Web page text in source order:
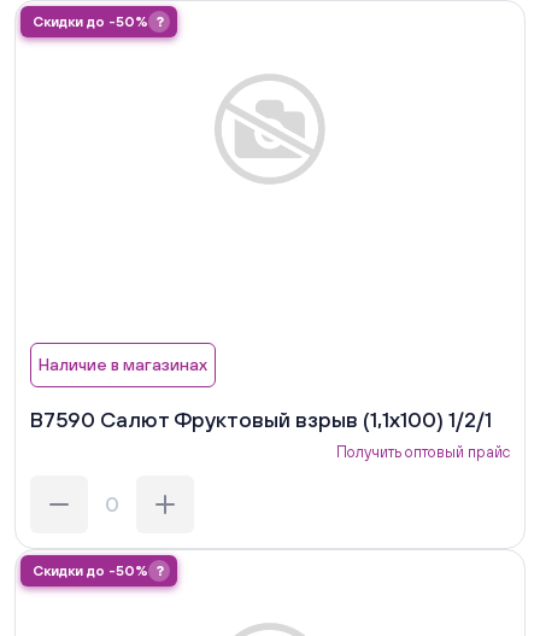
Скидки до -50% ?
Наличие в магазинах
В7590 Салют Фруктовый взрыв (1,1х100) 1/2/1
Получить оптовый прайс
Скидки до -50% ?